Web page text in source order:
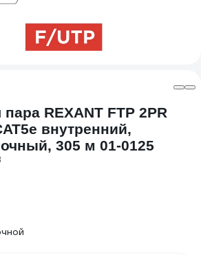
REXANT FTP 2PR
внутренний,
305 м 01-0125